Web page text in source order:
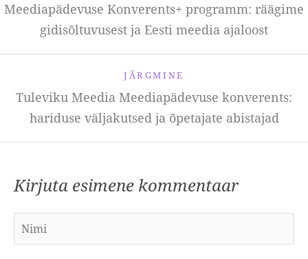
Meediapädevuse Konverents+ programm: räägime
gidisõltuvusest ja Eesti meedia ajaloost
JÄRGMINE
Tuleviku Meedia Meediapädevuse konverents:
hariduse väljakutsed ja õpetajate abistajad
Kirjuta esimene kommentaar